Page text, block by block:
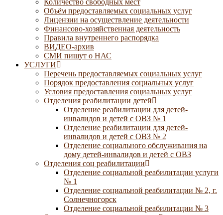
Количество свободных мест
Объём предоставляемых социальных услуг
Лицензии на осуществление деятельности
Финансово-хозяйственная деятельность
Правила внутреннего распорядка
ВИДЕО-архив
СМИ пишут о НАС
УСЛУГИ
Перечень предоставляемых социальных услуг
Порядок предоставления социальных услуг
Условия предоставления социальных услуг
Отделения реабилитации детей
Отделение реабилитации для детей-
инвалидов и детей с ОВЗ № 1
Отделение реабилитации для детей-
инвалидов и детей с ОВЗ № 2
Отделение социального обслуживания на
дому детей-инвалидов и детей с ОВЗ
Отделения соц реабилитации
Отделение социальной реабилитации услуги
№ 1
Отделение социальной реабилитации № 2, г.
Солнечногорск
Отделение социальной реабилитации № 3